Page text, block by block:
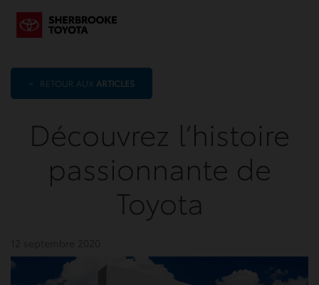
< RETOUR AUX ARTICLES
Découvrez l’histoire
passionnante de
Toyota